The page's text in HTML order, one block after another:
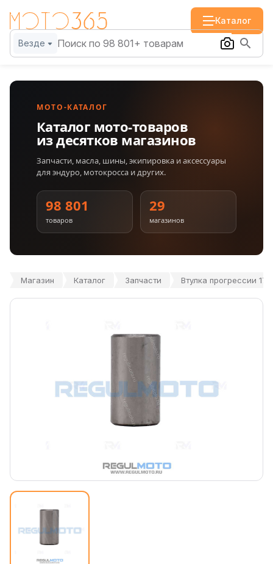
Каталог
Везде
МОТО-КАТАЛОГ
Каталог мото-товаров
из десятков магазинов
Запчасти, масла, шины, экипировка и аксессуары
для эндуро, мотокросса и других.
98 801
товаров
29
магазинов
Магазин Каталог Запчасти Втулка прогрессии